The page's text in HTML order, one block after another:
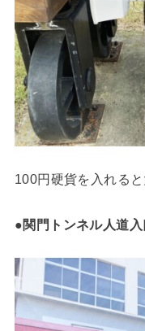
100円硬貨を入れる
●関門トンネル人道入